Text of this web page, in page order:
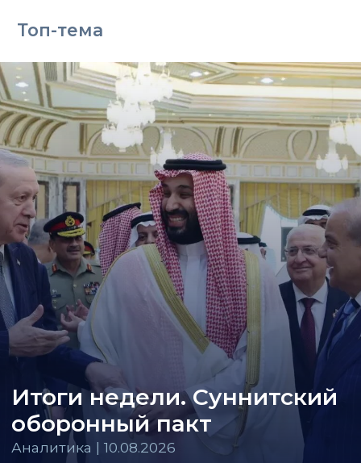
Топ-тема
Итоги недели. Суннитский
оборонный пакт
Аналитика | 10.08.2026